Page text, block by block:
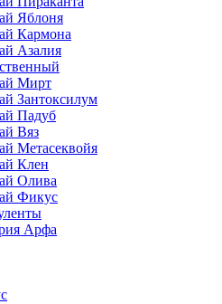
Яблоня
Кармона
Азалия
Мирт
Зантоксилум
Падуб
Вяз
Метасеквойя
Клен
Олива
Фикус
Арфа